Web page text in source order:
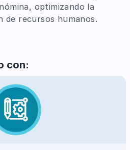
optimizando la
de recursos humanos.
con: